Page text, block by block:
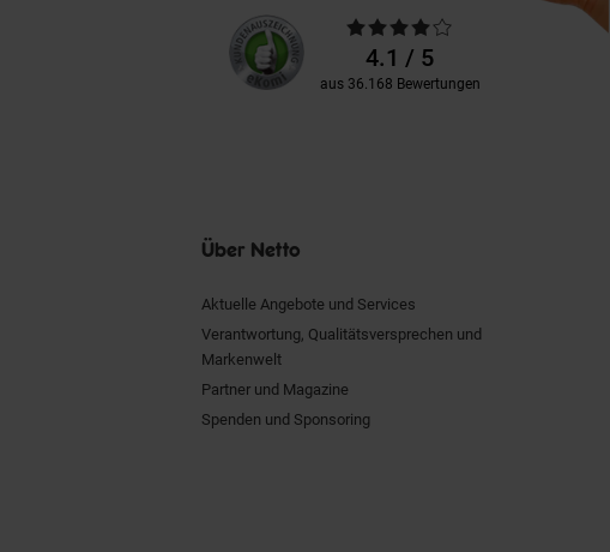
Unsere
Kundenbewertungen
Durchschnittliche
Bewertungen4.1 / 5
aus 36.168 Bewertungen
Über Netto
Aktuelle Angebote und Services
Verantwortung, Qualitätsversprechen und
Markenwelt
Partner und Magazine
Spenden und Sponsoring